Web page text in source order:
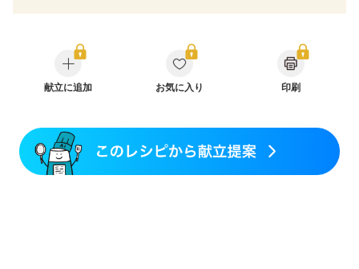
CKD（ステージ１）
CKD（ステージ２）
乳がん（抗がん剤治療中）
乳がん（ホルモン療法中）
乳がん（放射線治療中）
妊婦健診・血圧が気になる（初期）
妊婦健診・血糖値が気になる（初期）
妊娠高血圧(中期)
妊娠糖尿病(初期)
献立に追加 お気に入り 印刷